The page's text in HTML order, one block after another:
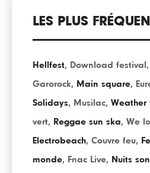
LES PLUS
Hellfest, Download festival ,
Garorock, Main square,
Solidays, Musilac, Weather
vert, Reggae sun ska, We
Electrobeach, Couvre feu,
monde, Fnac Live, Nuits